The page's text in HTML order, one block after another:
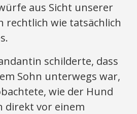
aus Sicht unserer
rechtlich wie tatsächlich
schilderte, dass
Sohn unterwegs war,
wie der Hund
direkt vor einem